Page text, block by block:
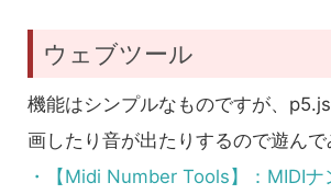
ウェブツール
機能はシンプルなものですが、
画したり音が出たりするので遊んで
・【Midi Number Tools】：MIDIナ